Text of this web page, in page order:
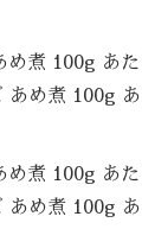
煮 100g あ
あめ煮 100g
煮 100g あた
あめ煮 100g